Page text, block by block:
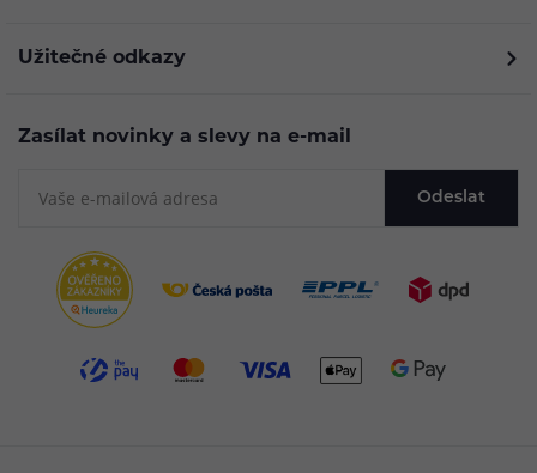
Užitečné odkazy
Zasílat novinky a slevy na e-mail
Odeslat